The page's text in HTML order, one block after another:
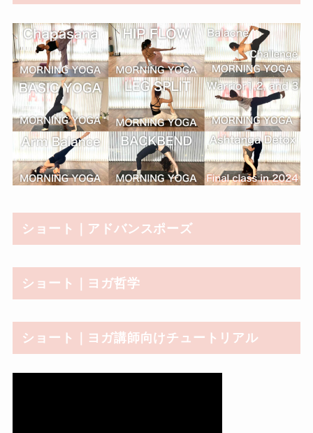
ショート｜アドバンスポーズ
ショート｜ヨガ哲学
ショート｜ヨガ講師向けチュートリアル